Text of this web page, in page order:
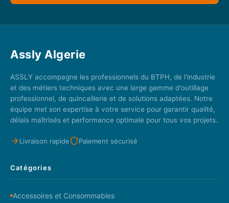
Assly Algerie
ASSLY accompagne les professionnels du BTPH, de l'industrie
et des métiers techniques avec une large gamme d'outillage
professionnel, de quincaillerie et de solutions adaptées. Notre
équipe met son expertise à votre service pour garantir qualité,
délais maîtrisés et performance optimale pour tous vos projets.
Livraison rapide Paiement sécurisé
Catégories
Accessoires et Consommables